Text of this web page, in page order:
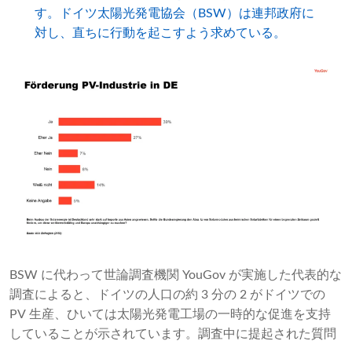
す。ドイツ太陽光発電協会（BSW）は連邦政府に
対し、直ちに行動を起こすよう求めている。
BSW に代わって世論調査機関 YouGov が実施した代表的な
調査によると、ドイツの人口の約 3 分の 2 がドイツでの
PV 生産、ひいては太陽光発電工場の一時的な促進を支持
していることが示されています。調査中に提起された質問